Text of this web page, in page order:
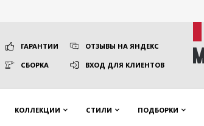
ГАРАНТИИ ОТЗЫВЫ НА ЯНДЕКС
СБОРКА ВХОД ДЛЯ КЛИЕНТОВ
КОЛЛЕКЦИИ СТИЛИ ПОДБОРКИ